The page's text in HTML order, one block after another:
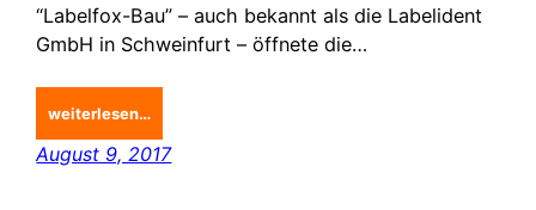
“Labelfox-Bau” – auch bekannt als die Labelident
GmbH in Schweinfurt – öffnete die…
weiterlesen…
August 9, 2017